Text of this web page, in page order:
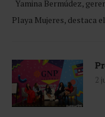
Yamina Bermúdez,
Playa Mujeres, destaca
2